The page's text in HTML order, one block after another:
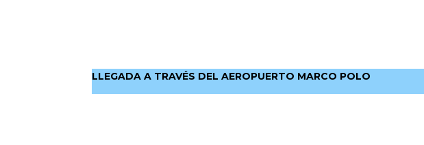
LLEGADA A TRAVÉS DEL AEROPUERTO MARCO POLO